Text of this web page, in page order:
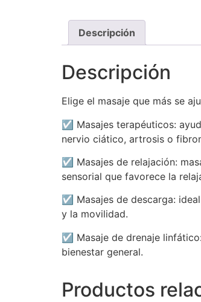
Descripción
Descripción
Elige el masaje que más se
☑️ Masajes terapéuticos:
nervio ciático, artrosis o
☑️ Masajes de relajación:
sensorial que favorece la
☑️ Masajes de descarga:
y la movilidad.
☑️ Masaje de drenaje
bienestar general.
Productos